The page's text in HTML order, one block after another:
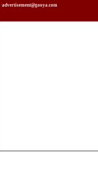
advertisement@gooya.com